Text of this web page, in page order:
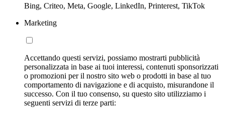
Bing, Criteo, Meta, Google, LinkedIn, Printerest, TikTok
Marketing
Accettando questi servizi, possiamo mostrarti pubblicità
personalizzata in base ai tuoi interessi, contenuti sponsorizzati
o promozioni per il nostro sito web o prodotti in base al tuo
comportamento di navigazione e di acquisto, misurandone il
successo. Con il tuo consenso, su questo sito utilizziamo i
seguenti servizi di terze parti: